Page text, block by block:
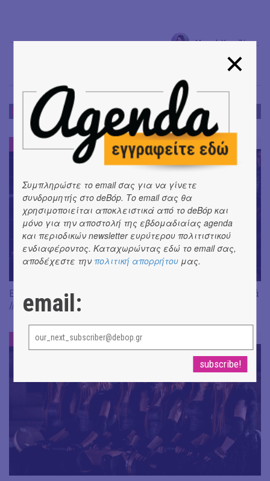
Μαντώ Χαντζή →
ΕΝΤΥΠΩΣΕΙΣ
Είδαμε: "Άλκηστις" του Ευριπίδη, σε σκηνοθεσία Δ. Καραντζά
// Ευφυής σύλληψη και χαμένη ευκαιρία
ΕΝΤΥΠΩΣΕΙΣ
Συμπληρώστε το email σας για να γίνετε
συνδρομητής στο deBόp. Το email σας θα
χρησιμοποιείται αποκλειστικά από το deBόp και
μόνο για την αποστολή της εβδομαδιαίας agenda
και περιοδικών newsletter ευρύτερου πολιτιστικού
ενδιαφέροντος. Καταχωρώντας εδώ το email σας,
αποδέχεστε την πολιτική απορρήτου μας.
email: